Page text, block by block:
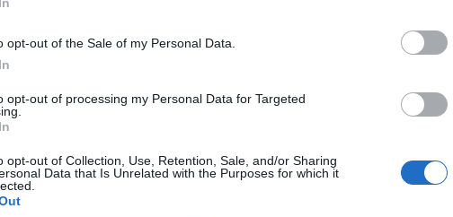
opt-out of the Sale of my Personal Data.
opt-out of processing my Personal Data for Targeted
opt-out of Collection, Use, Retention, Sale, and/or Sharing
Data that Is Unrelated with the Purposes for which it
a szülőknek hatékonyan jelezze, mi
probléma, hanem érték
Éva sepsiszentgyörgyi
közölte, hogy nem tud az esetről, és
ered. Többen új fellépési